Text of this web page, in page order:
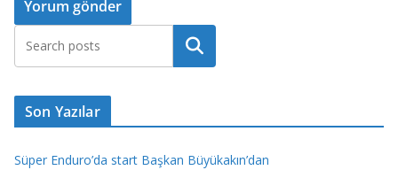
Ara
Son Yazılar
Süper Enduro’da start Başkan Büyükakın’dan